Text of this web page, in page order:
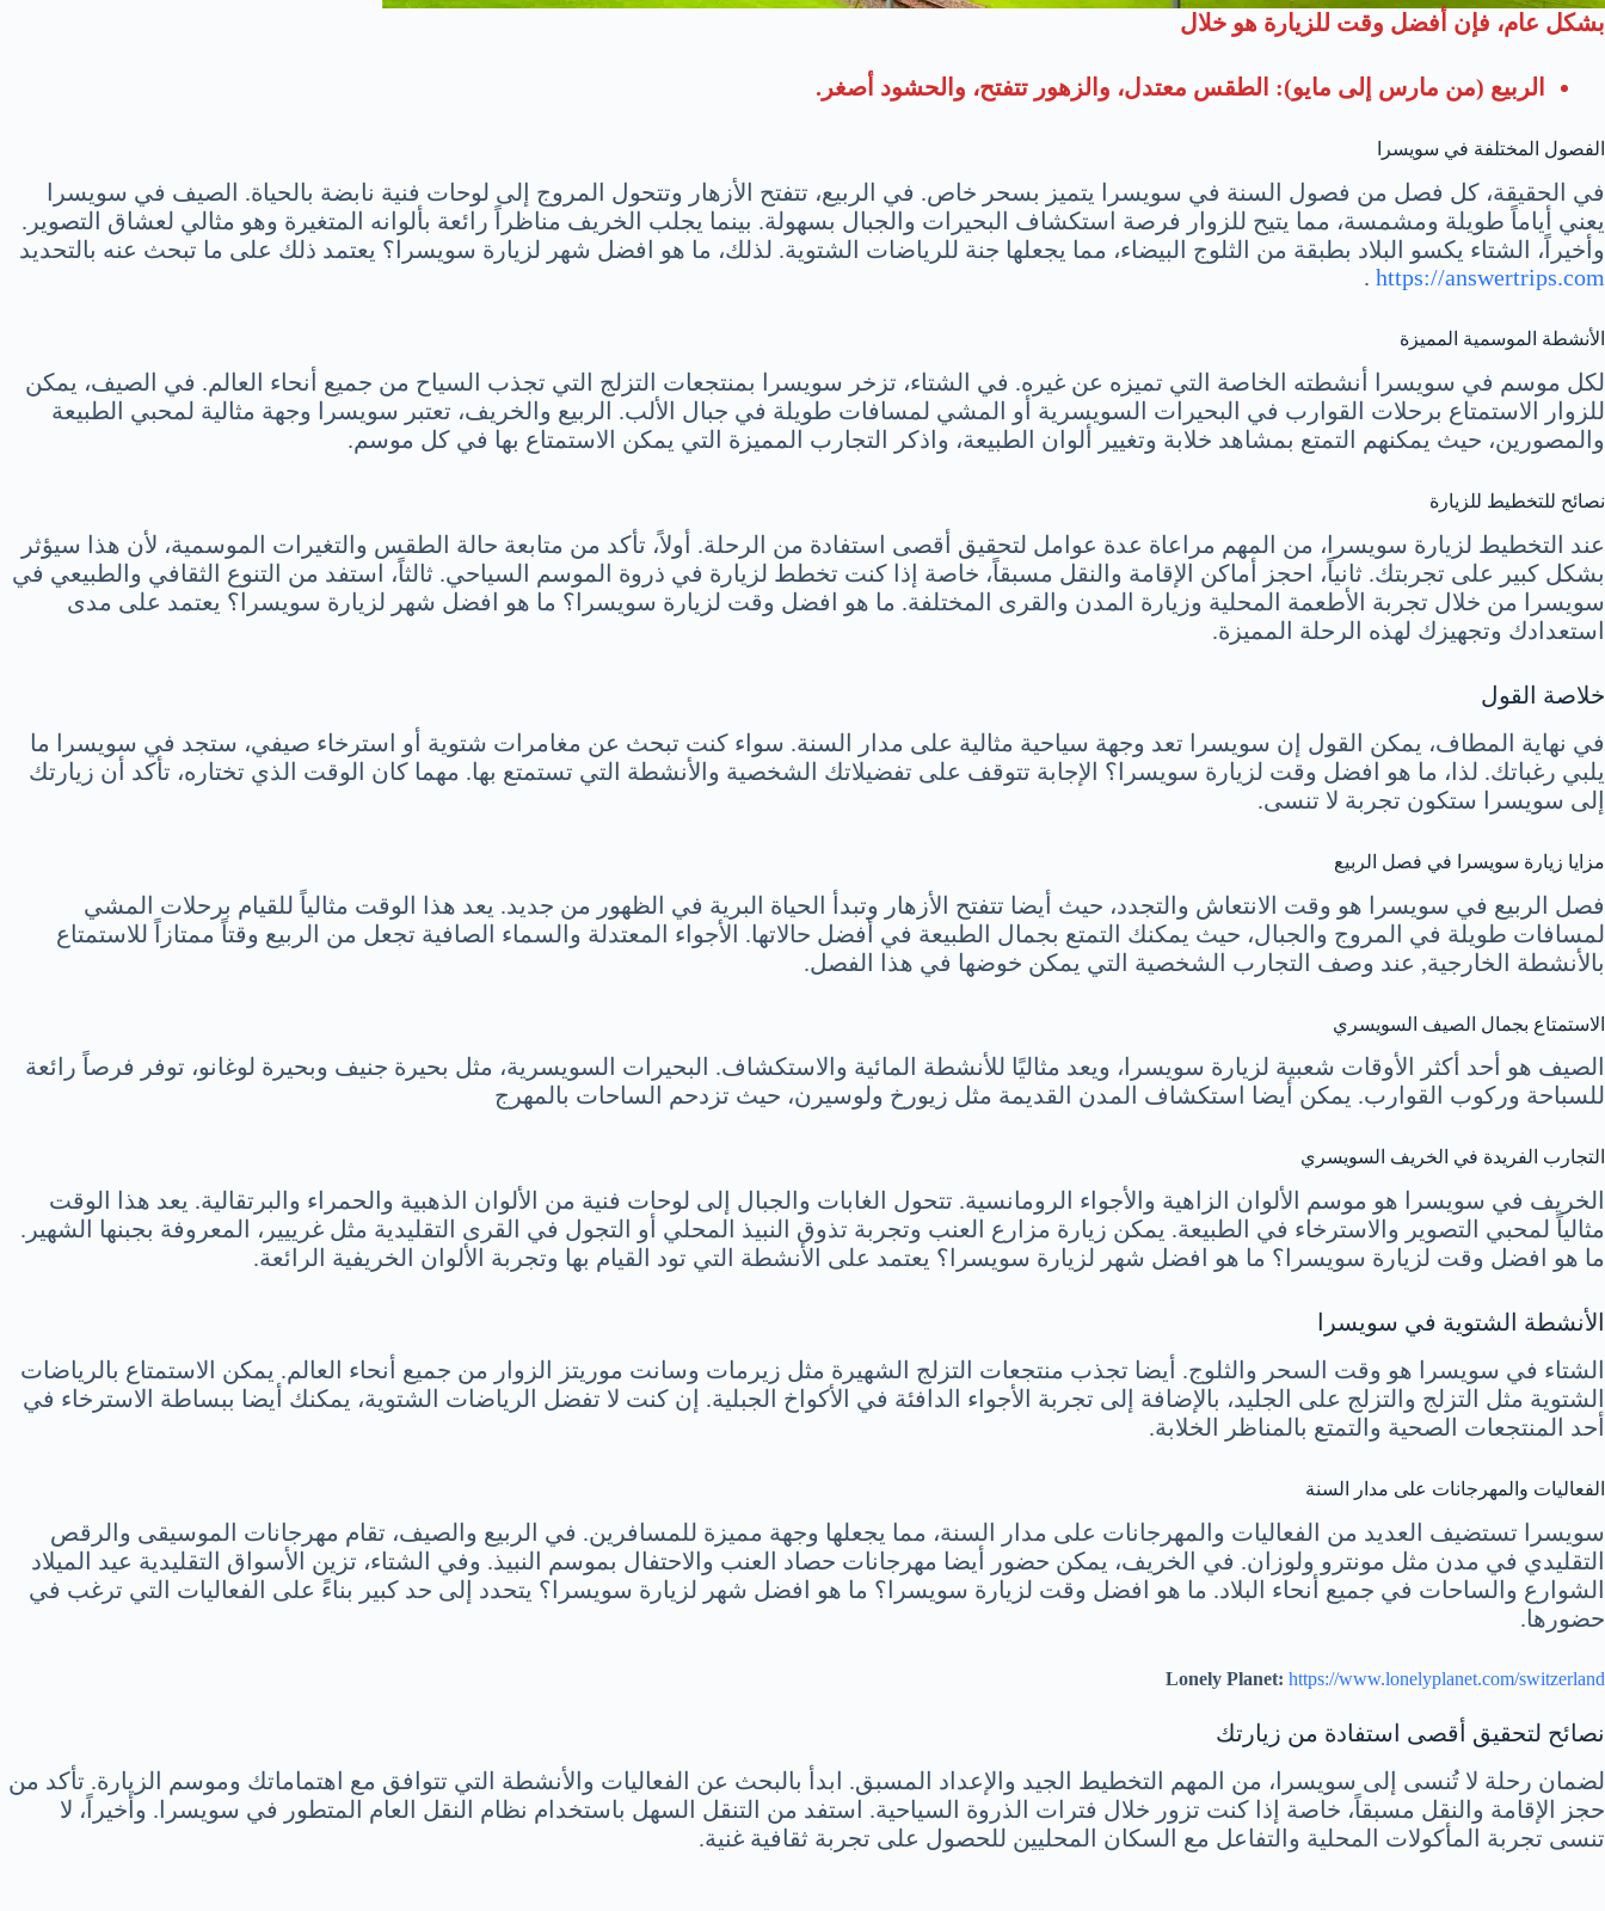
بشكل عام، فإن أفضل وقت للزيارة هو خلال
الربيع (من مارس إلى مايو): الطقس معتدل، والزهور تتفتح، والحشود أصغر.
الفصول المختلفة في سويسرا
في الحقيقة، كل فصل من فصول السنة في سويسرا يتميز بسحر خاص. في الربيع، تتفتح الأزهار وتتحول المروج إلى لوحات فنية نابضة بالحياة. الصيف في سويسرا
يعني أياماً طويلة ومشمسة، مما يتيح للزوار فرصة استكشاف البحيرات والجبال بسهولة. بينما يجلب الخريف مناظراً رائعة بألوانه المتغيرة وهو مثالي لعشاق التصوير.
وأخيراً، الشتاء يكسو البلاد بطبقة من الثلوج البيضاء، مما يجعلها جنة للرياضات الشتوية. لذلك، ما هو افضل شهر لزيارة سويسرا؟ يعتمد ذلك على ما تبحث عنه بالتحديد
https://answertrips.com
.
الأنشطة الموسمية المميزة
لكل موسم في سويسرا أنشطته الخاصة التي تميزه عن غيره. في الشتاء، تزخر سويسرا بمنتجعات التزلج التي تجذب السياح من جميع أنحاء العالم. في الصيف، يمكن
للزوار الاستمتاع برحلات القوارب في البحيرات السويسرية أو المشي لمسافات طويلة في جبال الألب. الربيع والخريف، تعتبر سويسرا وجهة مثالية لمحبي الطبيعة
والمصورين، حيث يمكنهم التمتع بمشاهد خلابة وتغيير ألوان الطبيعة، واذكر التجارب المميزة التي يمكن الاستمتاع بها في كل موسم.
نصائح للتخطيط للزيارة
عند التخطيط لزيارة سويسرا، من المهم مراعاة عدة عوامل لتحقيق أقصى استفادة من الرحلة. أولاً، تأكد من متابعة حالة الطقس والتغيرات الموسمية، لأن هذا سيؤثر
بشكل كبير على تجربتك. ثانياً، احجز أماكن الإقامة والنقل مسبقاً، خاصة إذا كنت تخطط لزيارة في ذروة الموسم السياحي. ثالثاً، استفد من التنوع الثقافي والطبيعي في
سويسرا من خلال تجربة الأطعمة المحلية وزيارة المدن والقرى المختلفة. ما هو افضل وقت لزيارة سويسرا؟ ما هو افضل شهر لزيارة سويسرا؟ يعتمد على مدى
استعدادك وتجهيزك لهذه الرحلة المميزة.
خلاصة القول
في نهاية المطاف، يمكن القول إن سويسرا تعد وجهة سياحية مثالية على مدار السنة. سواء كنت تبحث عن مغامرات شتوية أو استرخاء صيفي، ستجد في سويسرا ما
يلبي رغباتك. لذا، ما هو افضل وقت لزيارة سويسرا؟ الإجابة تتوقف على تفضيلاتك الشخصية والأنشطة التي تستمتع بها. مهما كان الوقت الذي تختاره، تأكد أن زيارتك
إلى سويسرا ستكون تجربة لا تنسى.
مزايا زيارة سويسرا في فصل الربيع
فصل الربيع في سويسرا هو وقت الانتعاش والتجدد، حيث أيضا تتفتح الأزهار وتبدأ الحياة البرية في الظهور من جديد. يعد هذا الوقت مثالياً للقيام برحلات المشي
لمسافات طويلة في المروج والجبال، حيث يمكنك التمتع بجمال الطبيعة في أفضل حالاتها. الأجواء المعتدلة والسماء الصافية تجعل من الربيع وقتاً ممتازاً للاستمتاع
بالأنشطة الخارجية, عند وصف التجارب الشخصية التي يمكن خوضها في هذا الفصل.
الاستمتاع بجمال الصيف السويسري
الصيف هو أحد أكثر الأوقات شعبية لزيارة سويسرا، ويعد مثاليًا للأنشطة المائية والاستكشاف. البحيرات السويسرية، مثل بحيرة جنيف وبحيرة لوغانو، توفر فرصاً رائعة
للسباحة وركوب القوارب. يمكن أيضا استكشاف المدن القديمة مثل زيورخ ولوسيرن، حيث تزدحم الساحات بالمهرج
التجارب الفريدة في الخريف السويسري
الخريف في سويسرا هو موسم الألوان الزاهية والأجواء الرومانسية. تتحول الغابات والجبال إلى لوحات فنية من الألوان الذهبية والحمراء والبرتقالية. يعد هذا الوقت
مثالياً لمحبي التصوير والاسترخاء في الطبيعة. يمكن زيارة مزارع العنب وتجربة تذوق النبيذ المحلي أو التجول في القرى التقليدية مثل غرييير، المعروفة بجبنها الشهير.
ما هو افضل وقت لزيارة سويسرا؟ ما هو افضل شهر لزيارة سويسرا؟ يعتمد على الأنشطة التي تود القيام بها وتجربة الألوان الخريفية الرائعة.
الأنشطة الشتوية في سويسرا
الشتاء في سويسرا هو وقت السحر والثلوج. أيضا تجذب منتجعات التزلج الشهيرة مثل زيرمات وسانت موريتز الزوار من جميع أنحاء العالم. يمكن الاستمتاع بالرياضات
الشتوية مثل التزلج والتزلج على الجليد، بالإضافة إلى تجربة الأجواء الدافئة في الأكواخ الجبلية. إن كنت لا تفضل الرياضات الشتوية، يمكنك أيضا ببساطة الاسترخاء في
أحد المنتجعات الصحية والتمتع بالمناظر الخلابة.
الفعاليات والمهرجانات على مدار السنة
سويسرا تستضيف العديد من الفعاليات والمهرجانات على مدار السنة، مما يجعلها وجهة مميزة للمسافرين. في الربيع والصيف، تقام مهرجانات الموسيقى والرقص
التقليدي في مدن مثل مونترو ولوزان. في الخريف، يمكن حضور أيضا مهرجانات حصاد العنب والاحتفال بموسم النبيذ. وفي الشتاء، تزين الأسواق التقليدية عيد الميلاد
الشوارع والساحات في جميع أنحاء البلاد. ما هو افضل وقت لزيارة سويسرا؟ ما هو افضل شهر لزيارة سويسرا؟ يتحدد إلى حد كبير بناءً على الفعاليات التي ترغب في
حضورها.
Lonely Planet: https://www.lonelyplanet.com/switzerland
نصائح لتحقيق أقصى استفادة من زيارتك
لضمان رحلة لا تُنسى إلى سويسرا، من المهم التخطيط الجيد والإعداد المسبق. ابدأ بالبحث عن الفعاليات والأنشطة التي تتوافق مع اهتماماتك وموسم الزيارة. تأكد من
حجز الإقامة والنقل مسبقاً، خاصة إذا كنت تزور خلال فترات الذروة السياحية. استفد من التنقل السهل باستخدام نظام النقل العام المتطور في سويسرا. وأخيراً، لا
تنسى تجربة المأكولات المحلية والتفاعل مع السكان المحليين للحصول على تجربة ثقافية غنية.